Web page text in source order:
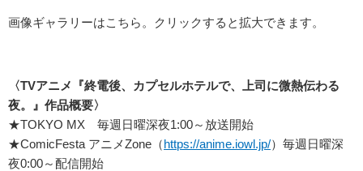
画像ギャラリーはこちら。クリックすると拡大できます。
〈TVアニメ『終電後、カプセルホテルで、上司に微熱伝わる
夜。』 作品概要〉
★TOKYO MX 毎週日曜深夜1:00～放送開始
★ComicFesta アニメZone（https://anime.iowl.jp/）毎週日曜深
夜0:00～配信開始